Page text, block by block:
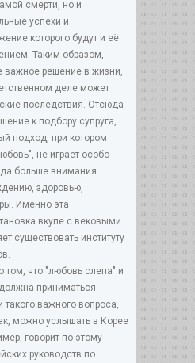
смерти, но и
успехи и
которого будут и её
Таким образом,
решение в жизни,
деле может
последствия. Отсюда
к подбору супруга,
подход, при котором
не играет особо
больше внимания
здоровью,
Именно эта
вкупе с вековыми
существовать институту
что "любовь слепа" и
приниматься
такого важного вопроса,
можно услышать в Корее
говорит по этому
руководств по